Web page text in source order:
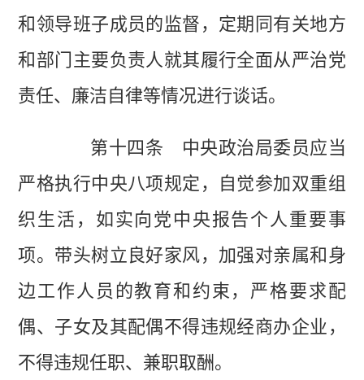
和领导班子成员的监督，定期同有关地方
和部门主要负责人就其履行全面从严治党
责任、廉洁自律等情况进行谈话。
第十四条 中央政治局委员应当
严格执行中央八项规定，自觉参加双重组
织生活，如实向党中央报告个人重要事
项。带头树立良好家风，加强对亲属和身
边工作人员的教育和约束，严格要求配
偶、子女及其配偶不得违规经商办企业，
不得违规任职、兼职取酬。